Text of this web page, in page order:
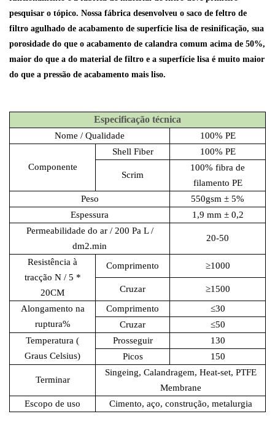
pesquisar o tópico. Nossa fábrica desenvolveu o saco de feltro de
filtro agulhado de acabamento de superfície lisa de resinificação, sua
porosidade do que o acabamento de calandra comum acima de 50%,
maior do que a do material de filtro e a superfície lisa é muito maior
do que a pressão de acabamento mais liso.
Especificação técnica
Nome / Qualidade 100% PE
Componente
Shell Fiber 100% PE
Scrim
100% fibra de
filamento PE
Peso
550gsm ± 5%
Espessura
1,9 mm ± 0,2
Permeabilidade do ar/ 200 Pa L /
dm2.min
20-50
Resistência à
tracção N / 5 *
20CM
Comprimento ≥1000
Cruzar
≥1500
Alongamento na
ruptura%
Comprimento
≤30
Cruzar
≤50
Temperatura (
Graus Celsius)
Prosseguir
130
Picos
150
Terminar
Singeing, Calandragem, Heat-set, PTFE
Membrane
Escopo de uso
Cimento, aço, construção, metalurgia